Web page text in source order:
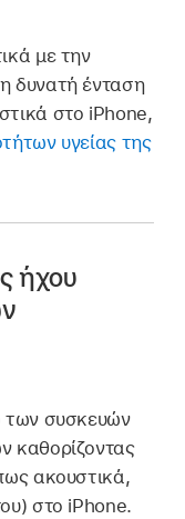
με την
δυνατή ένταση
στο iPhone,
υγείας της
ήχου
των συσκευών
καθορίζοντας
ακουστικά,
στο iPhone.